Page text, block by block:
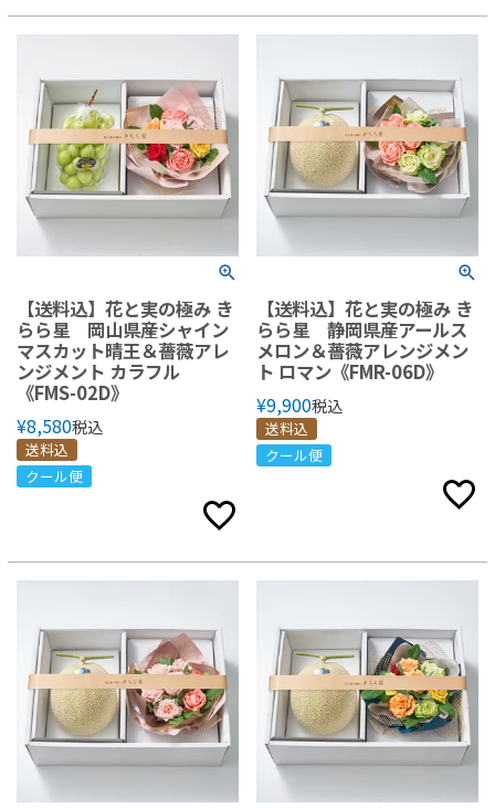
【送料込】花と実の極み き
らら星 岡山県産シャイン
マスカット晴王＆薔薇アレ
ンジメント カラフル
《FMS-02D》
¥8,580税込
送料込
クール便
【送料込】花と実の極み き
らら星 静岡県産アールス
メロン＆薔薇アレンジメン
ト ロマン《FMR-06D》
¥9,900税込
送料込
クール便